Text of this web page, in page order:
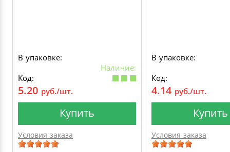
В упаковке:
Наличие:
Код:
5.20 руб./шт.
Купить
Условия заказа
В упаковке:
Код:
4.14 руб./шт.
Купить
Условия заказа